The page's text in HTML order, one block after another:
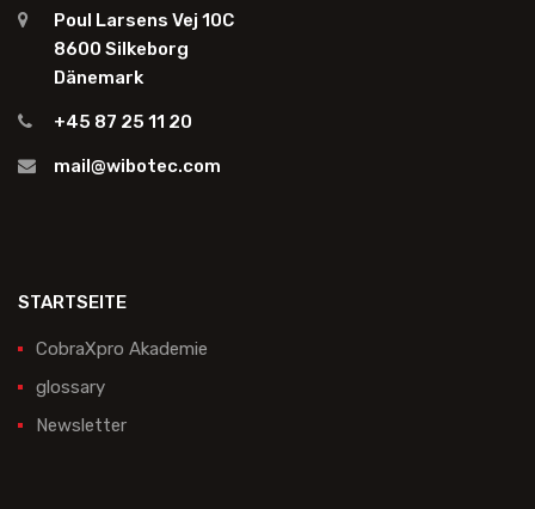
Poul Larsens Vej 10C
8600 Silkeborg
Dänemark
+45 87 25 11 20
mail@wibotec.com
STARTSEITE
CobraXpro Akademie
glossary
Newsletter